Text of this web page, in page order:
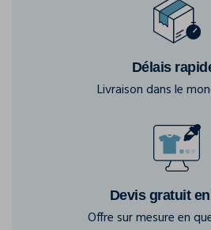
Délais
Livraison dans le
Devis gratuit
Offre sur mesure en